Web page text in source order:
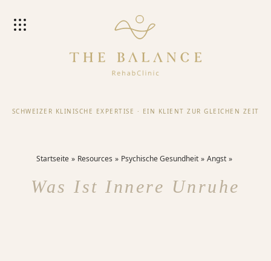
SCHWEIZER KLINISCHE EXPERTISE · EIN KLIENT ZUR GLEICHEN ZEIT
Startseite Resources Psychische Gesundheit Angst
Was Ist Innere Unruhe